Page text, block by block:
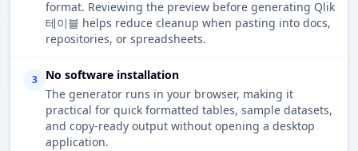
format. Reviewing the preview before generating Qlik
테이블 helps reduce cleanup when pasting into docs,
repositories, or spreadsheets.
3
No software installation
The generator runs in your browser, making it
practical for quick formatted tables, sample datasets,
and copy-ready output without opening a desktop
application.